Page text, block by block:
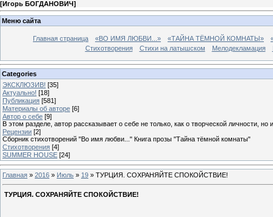
[Игорь БОГДАНОВИЧ]
Меню сайта
Главная страница «ВО ИМЯ ЛЮБВИ...» «ТАЙНА ТЁМНОЙ КОМНАТЫ»
Стихотворения
Стихи на латышском Мелодекламация
Categories
ЭКСКЛЮЗИВ! [35]
Актуально! [18]
Публикация [581]
Материалы об авторе [6]
Автор о себе [9]
В этом разделе, автор рассказывает о себе не только, как о творческой личности,
Рецензии [2]
Сборник стихотворений "Во имя любви..." Книга прозы "Тайна тёмной комнаты"
Стихотворения [4]
SUMMER HOUSE [24]
Главная » 2016 » Июль » 19 » ТУРЦИЯ. СОХРАНЯЙТЕ СПОКОЙСТВИЕ!
ТУРЦИЯ. СОХРАНЯЙТЕ СПОКОЙСТВИЕ!